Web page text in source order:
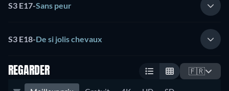
S3 E17-Sans peur
S3 E18-De si jolis chevaux
REGARDER 🇫🇷